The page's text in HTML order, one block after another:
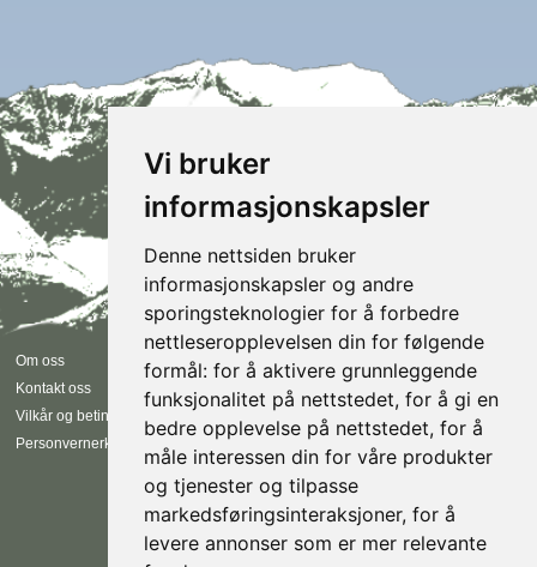
Vi bruker
informasjonskapsler
Denne nettsiden bruker
informasjonskapsler og andre
sporingsteknologier for å forbedre
nettleseropplevelsen din for følgende
formål: for å aktivere grunnleggende
funksjonalitet på nettstedet, for å gi en
bedre opplevelse på nettstedet, for å
måle interessen din for våre produkter
og tjenester og tilpasse
markedsføringsinteraksjoner, for å
levere annonser som er mer relevante
Om oss
Kontakt oss
Vilkår og betingelser
Personvernerklæring
Følg oss
Instagram
Facebook